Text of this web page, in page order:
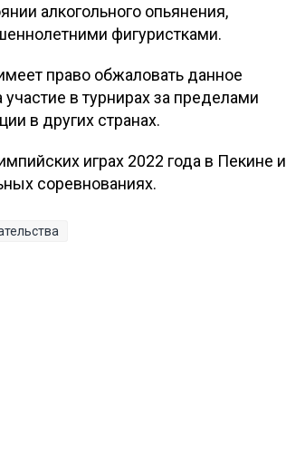
алкогольного опьянения,
фигуристками.
право обжаловать данное
в турнирах за пределами
в других странах.
играх 2022 года в Пекине и
соревнованиях.